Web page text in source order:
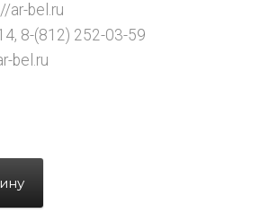
ar-bel.ru
8-(812) 252-03-59
bel.ru